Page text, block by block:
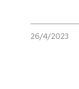
26/4/2023